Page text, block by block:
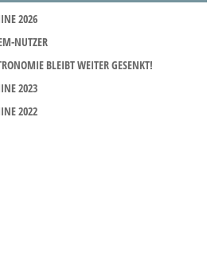
2026
NUTZER
BLEIBT WEITER GESENKT!
2023
2022